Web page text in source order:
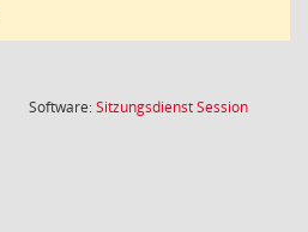
Software:SitzungsdienstSession(Wird in